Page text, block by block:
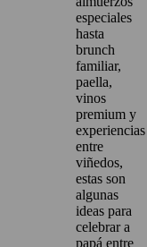
especiales
hasta
brunch
familiar,
paella,
vinos
premium y
experiencias
entre
viñedos,
estas son
algunas
ideas para
celebrar a
papá entre